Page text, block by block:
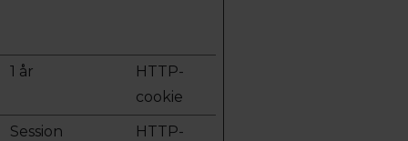
1 år
HTTP-
cookie
Session HTTP-